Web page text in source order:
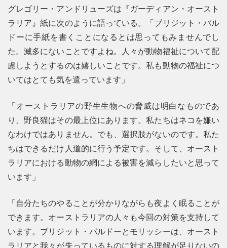
グレゴリー・アンドリューズは『ガーディアン・オースト
ラリア』紙に次のように語っている。「ブリジット・バル
ドーに手紙を書くことになるとは思ってもみませんでし
た。滅多にないことですよね。人々が動物福祉について配
慮しようとするのは嬉しいことです。私も動物の福祉につ
いてはとても気を遣っています」
「オーストラリアの野生生物への脅威は明白なものであ
り、野良猫はその最上位にあります。私たちはネコを嫌い
なわけではありません。でも、選択肢がないのです。私た
ちはできるだけ人道的に行う予定です。そして、オースト
ラリアにおける動物の網による被害を減らしたいと思って
います」
「自分たちのやることが分かりながらも夜よく眠ることが
できます。オーストラリアの人々も今回の対策を支持して
います。ブリジット・バルドーとモリッシーは、オースト
ラリアと我々が失っているものに対する理解が足りないの